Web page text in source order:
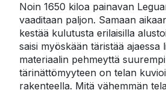
Noin 1650 kiloa painavan
vaaditaan paljon. Samaan
kestää kulutusta erilaisilla
saisi myöskään täristää ajaessa
materiaalin pehmeyttä
tärinättömyyteen on telan
rakenteella. Mitä vähemmän